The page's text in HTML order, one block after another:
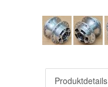
Produktdetails